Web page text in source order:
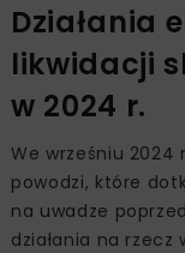
Działania
likwidacji
w 2024 r.
We wrześniu
powodzi, które
na uwadze
działania na